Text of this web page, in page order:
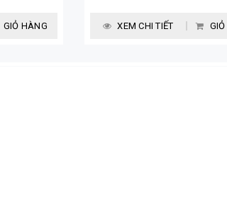
GIỎ HÀNG XEM CHI TIẾT